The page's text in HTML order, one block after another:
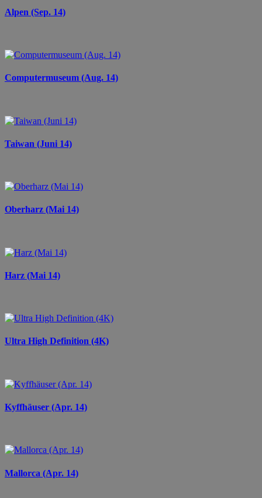
Alpen (Sep. 14)
Computermuseum (Aug. 14)
Taiwan (Juni 14)
Oberharz (Mai 14)
Harz (Mai 14)
Ultra High Definition (4K)
Kyffhäuser (Apr. 14)
Mallorca (Apr. 14)